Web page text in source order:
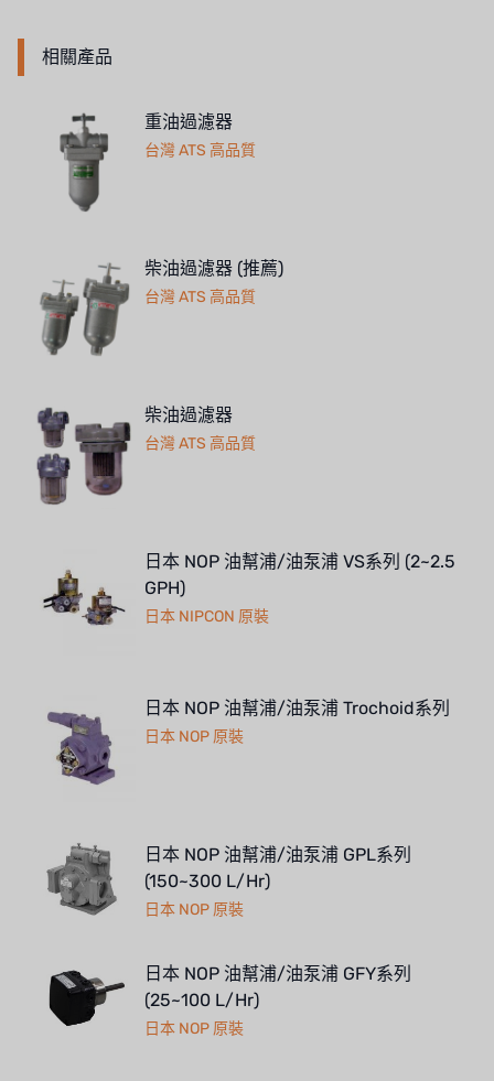
相關產品
重油過濾器
台灣 ATS 高品質
柴油過濾器 (推薦)
台灣 ATS 高品質
柴油過濾器
台灣 ATS 高品質
日本 NOP 油幫浦/油泵浦 VS系列 (2~2.5
GPH)
日本 NIPCON 原裝
日本 NOP 油幫浦/油泵浦 Trochoid系列
日本 NOP 原裝
日本 NOP 油幫浦/油泵浦 GPL系列
(150~300 L/Hr)
日本 NOP 原裝
日本 NOP 油幫浦/油泵浦 GFY系列
(25~100 L/Hr)
日本 NOP 原裝